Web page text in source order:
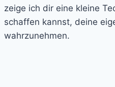
zeige ich dir eine kleine
schaffen kannst, deine
wahrzunehmen.